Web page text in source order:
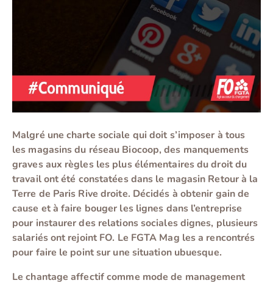
Malgré une charte sociale qui doit s’imposer à tous
les magasins du réseau Biocoop, des manquements
graves aux règles les plus élémentaires du droit du
travail ont été constatées dans le magasin Retour à la
Terre de Paris Rive droite. Décidés à obtenir gain de
cause et à faire bouger les lignes dans l’entreprise
pour instaurer des relations sociales dignes, plusieurs
salariés ont rejoint FO. Le FGTA Mag les a rencontrés
pour faire le point sur une situation ubuesque.
Le chantage affectif comme mode de management